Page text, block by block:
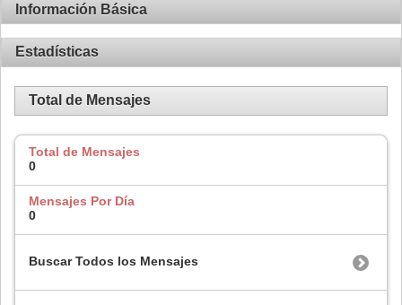
Información Básica
Estadísticas
Total de Mensajes
Total de Mensajes
0
Mensajes Por Día
0
Buscar Todos los Mensajes